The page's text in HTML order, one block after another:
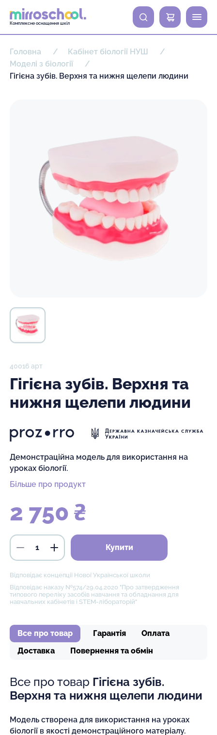
Комплексне оснащення шкіл
0
Головна
Кабінет біології НУШ
Моделі з біології
Гігієна зубів. Верхня та нижня щелепи людини
40016 арт
Гігієна зубів. Верхня та
нижня щелепи людини
Демонстраційна модель для використання на
уроках біології.
Більше про продукт
2 750 ₴
Купити
Відповідає концепції Нової Української школи
Відповідає наказу №574/29.04.2020 "Про затвердження
типового переліку засобів навчання та обладнання для
навчальних кабінетів і STEM-лібораторій"
Все про товар Гарантія
Оплата
Доставка
Повернення та обмін
Все про товар Гігієна зубів.
Верхня та нижня щелепи людини
Модель створена для використання на уроках
біології в якості демонстраційного матеріалу.